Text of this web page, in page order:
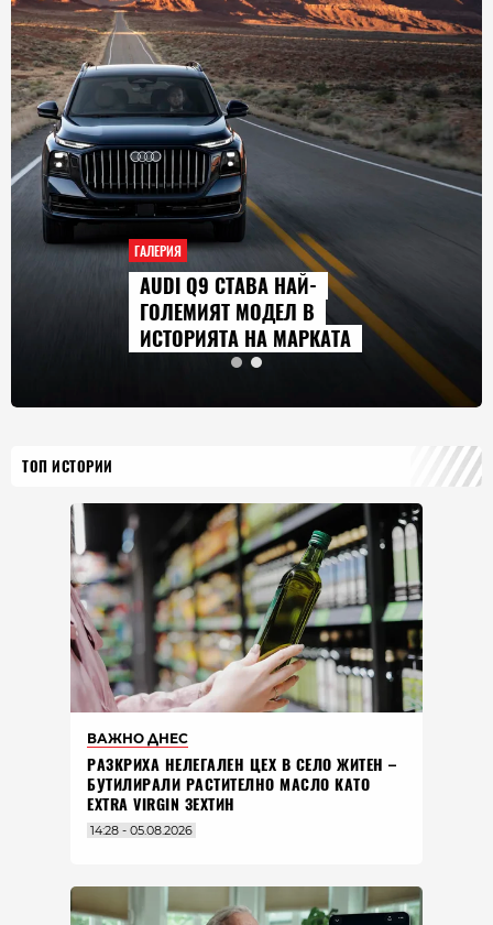
ГАЛЕРИЯ
AUDI Q9 СТАВА НАЙ-
ГОЛЕМИЯТ МОДЕЛ В
ИСТОРИЯТА НА МАРКАТА
ТОП ИСТОРИИ
ВАЖНО ДНЕС
РАЗКРИХА НЕЛЕГАЛЕН ЦЕХ В СЕЛО ЖИТЕН –
БУТИЛИРАЛИ РАСТИТЕЛНО МАСЛО КАТО
EXTRA VIRGIN ЗЕХТИН
14:28 - 05.08.2026